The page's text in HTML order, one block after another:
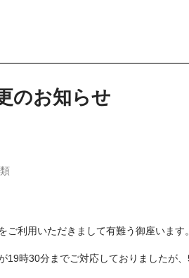
のお知らせ
ご利用いただきまして有難う御座います。
19時30分までご対応しておりましたが